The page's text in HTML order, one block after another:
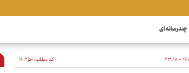
چندرسانه ای
کد مطلب:۱۶٬۲۵۰